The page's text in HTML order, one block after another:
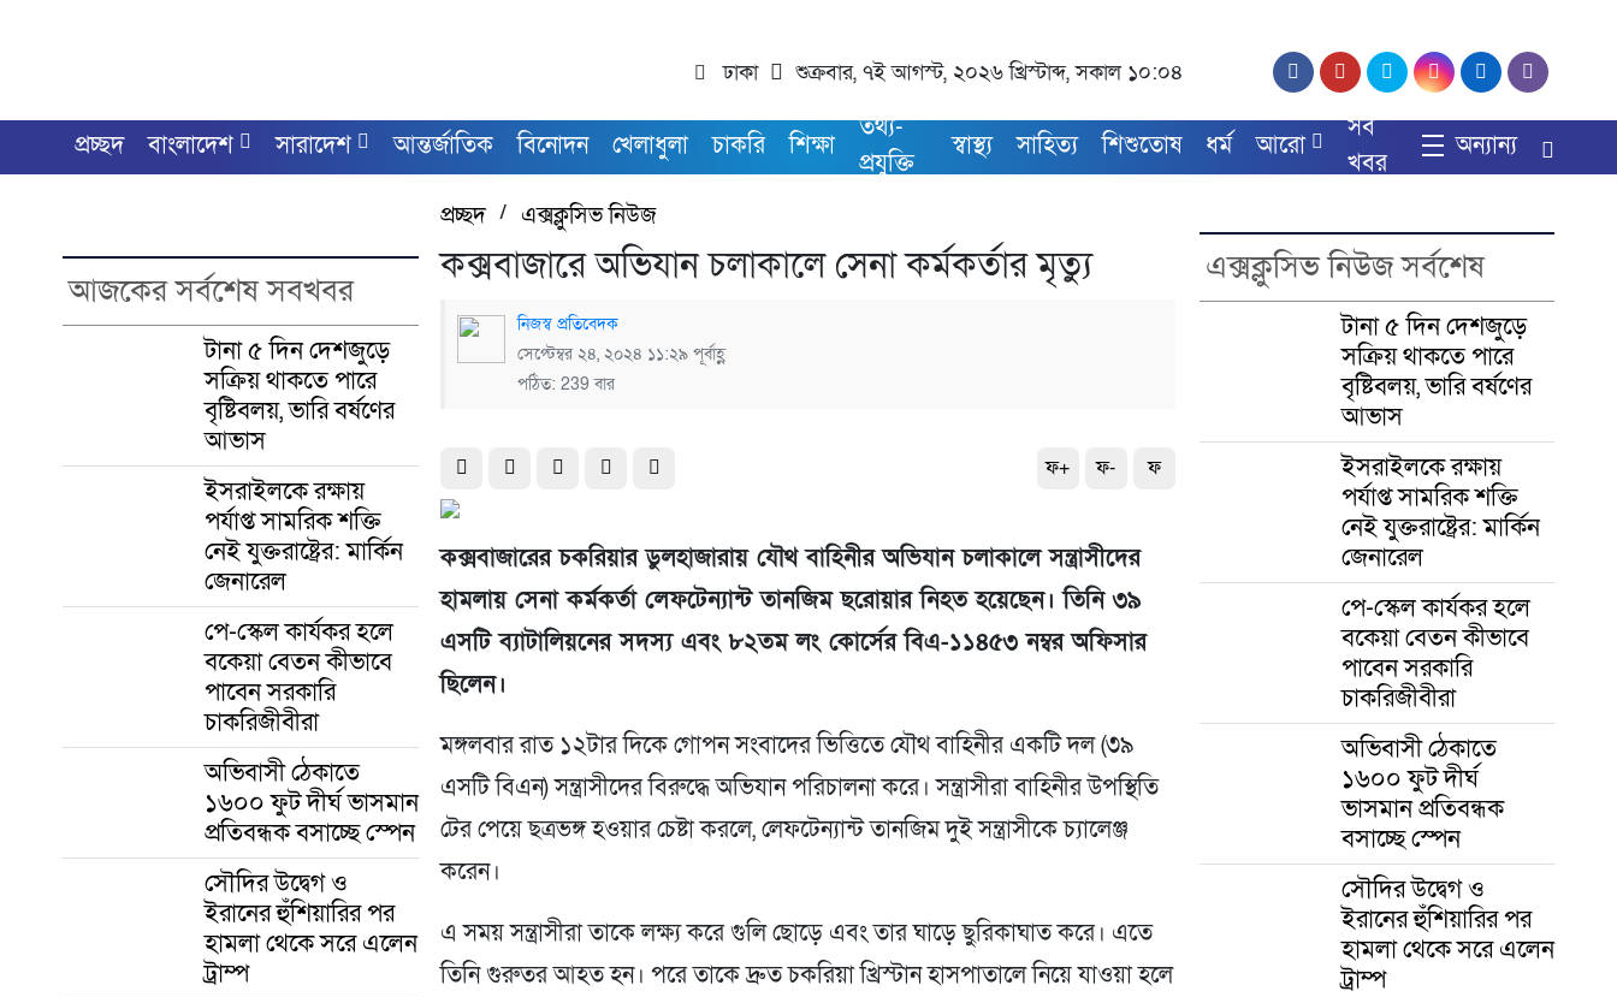
ঢাকা শুক্রবার, ৭ই আগস্ট, ২০২৬ খ্রিস্টাব্দ, সকাল ১০:০৪
প্রচ্ছদ বাংলাদেশ সারাদেশ আন্তর্জাতিক বিনোদন খেলাধুলা চাকরি শিক্ষা
তথ্য-
প্রযুক্তি
স্বাস্থ্য সাহিত্য শিশুতোষ ধর্ম আরো
সব
খবর
অন্যান্য
আজকের সর্বশেষ সবখবর
টানা ৫ দিন দেশজুড়ে
সক্রিয় থাকতে পারে
বৃষ্টিবলয়, ভারি বর্ষণের
আভাস
ইসরাইলকে রক্ষায়
পর্যাপ্ত সামরিক শক্তি
নেই যুক্তরাষ্ট্রের: মার্কিন
জেনারেল
পে-স্কেল কার্যকর হলে
বকেয়া বেতন কীভাবে
পাবেন সরকারি
চাকরিজীবীরা
অভিবাসী ঠেকাতে
১৬০০ ফুট দীর্ঘ ভাসমান
প্রতিবন্ধক বসাচ্ছে স্পেন
সৌদির উদ্বেগ ও
ইরানের হুঁশিয়ারির পর
হামলা থেকে সরে এলেন
ট্রাম্প
প্রচ্ছদ/ এক্সক্লুসিভ নিউজ
কক্সবাজারে অভিযান চলাকালে সেনা কর্মকর্তার মৃত্যু
নিজস্ব প্রতিবেদক
সেপ্টেম্বর ২৪, ২০২৪ ১১:২৯ পূর্বাহ্ণ
পঠিত: 239 বার
ফ+ ফ- ফ
কক্সবাজারের চকরিয়ার ডুলহাজারায় যৌথ বাহিনীর অভিযান চলাকালে সন্ত্রাসীদের
হামলায় সেনা কর্মকর্তা লেফটেন্যান্ট তানজিম ছরোয়ার নিহত হয়েছেন। তিনি ৩৯
এসটি ব্যাটালিয়নের সদস্য এবং ৮২তম লং কোর্সের বিএ-১১৪৫৩ নম্বর অফিসার
ছিলেন।
মঙ্গলবার রাত ১২টার দিকে গোপন সংবাদের ভিত্তিতে যৌথ বাহিনীর একটি দল (৩৯
এসটি বিএন) সন্ত্রাসীদের বিরুদ্ধে অভিযান পরিচালনা করে। সন্ত্রাসীরা বাহিনীর উপস্থিতি
টের পেয়ে ছত্রভঙ্গ হওয়ার চেষ্টা করলে, লেফটেন্যান্ট তানজিম দুই সন্ত্রাসীকে চ্যালেঞ্জ
করেন।
এ সময় সন্ত্রাসীরা তাকে লক্ষ্য করে গুলি ছোড়ে এবং তার ঘাড়ে ছুরিকাঘাত করে। এতে
তিনি গুরুতর আহত হন। পরে তাকে দ্রুত চকরিয়া খ্রিস্টান হাসপাতালে নিয়ে যাওয়া হলে
এক্সক্লুসিভ নিউজ সর্বশেষ
টানা ৫ দিন দেশজুড়ে
সক্রিয় থাকতে পারে
বৃষ্টিবলয়, ভারি বর্ষণের
আভাস
ইসরাইলকে রক্ষায়
পর্যাপ্ত সামরিক শক্তি
নেই যুক্তরাষ্ট্রের: মার্কিন
জেনারেল
পে-স্কেল কার্যকর হলে
বকেয়া বেতন কীভাবে
পাবেন সরকারি
চাকরিজীবীরা
অভিবাসী ঠেকাতে
১৬০০ ফুট দীর্ঘ
ভাসমান প্রতিবন্ধক
বসাচ্ছে স্পেন
সৌদির উদ্বেগ ও
ইরানের হুঁশিয়ারির পর
হামলা থেকে সরে এলেন
ট্রাম্প